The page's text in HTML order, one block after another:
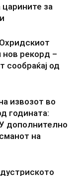
за
рекорд –
сообраќај од
извозот во
годината:
дополнително
на